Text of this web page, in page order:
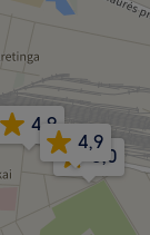
5,0
4,9
4,9